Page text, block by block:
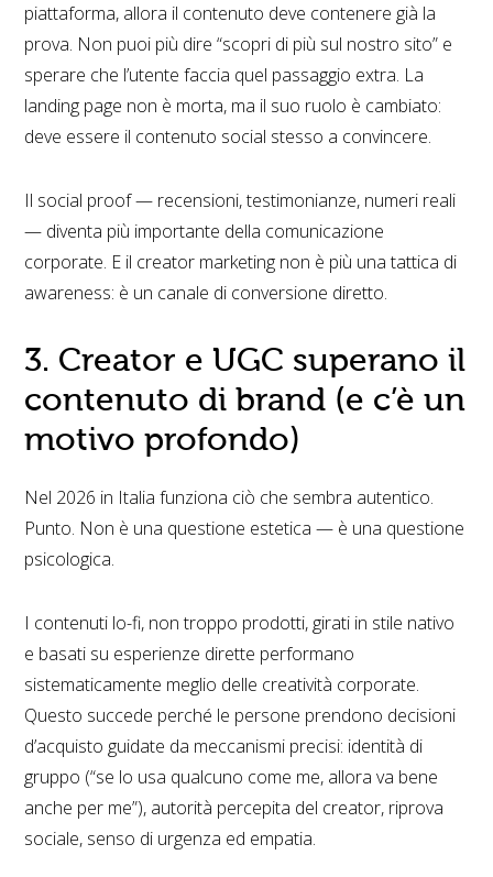
piattaforma, allora il contenuto deve contenere già la
prova. Non puoi più dire “scopri di più sul nostro sito” e
sperare che l’utente faccia quel passaggio extra. La
landing page non è morta, ma il suo ruolo è cambiato:
deve essere il contenuto social stesso a convincere.
Il social proof — recensioni, testimonianze, numeri reali
— diventa più importante della comunicazione
corporate. E il creator marketing non è più una tattica di
awareness: è un canale di conversione diretto.
3. Creator e UGC superano il
contenuto di brand (e c’è un
motivo profondo)
Nel 2026 in Italia funziona ciò che sembra autentico.
Punto. Non è una questione estetica — è una questione
psicologica.
I contenuti lo-fi, non troppo prodotti, girati in stile nativo
e basati su esperienze dirette performano
sistematicamente meglio delle creatività corporate.
Questo succede perché le persone prendono decisioni
d’acquisto guidate da meccanismi precisi: identità di
gruppo (“se lo usa qualcuno come me, allora va bene
anche per me”), autorità percepita del creator, riprova
sociale, senso di urgenza ed empatia.